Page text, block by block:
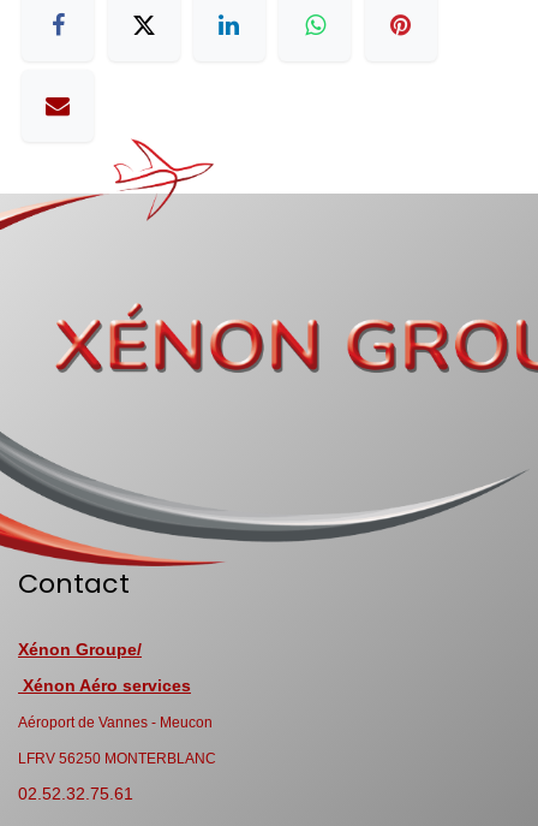
Contact
Xénon Groupe/
Xénon Aéro services
Aéroport de Vannes - Meucon
LFRV 56250 MONTERBLANC
02.52.32.75.61